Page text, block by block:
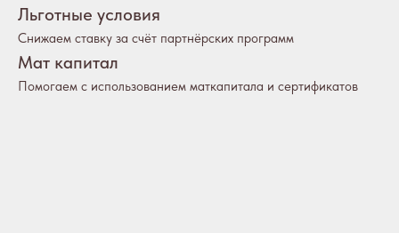
Льготные условия
Снижаем ставку за счёт партнёрских программ
Мат капитал
Помогаем с использованием маткапитала и сертификатов